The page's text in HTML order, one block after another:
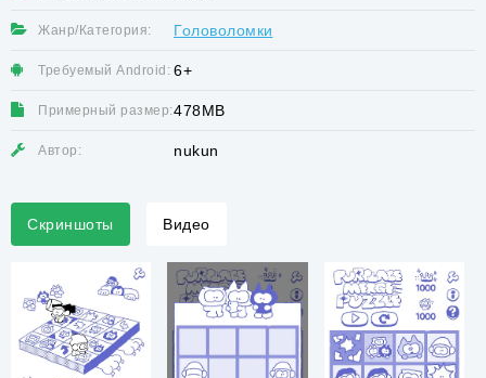
Жанр/Категория: Головоломки
Требуемый Android: 6+
Примерный размер:478MB
Автор: nukun
Скриншоты Видео